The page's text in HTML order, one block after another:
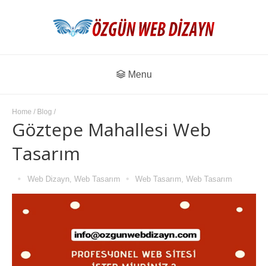
Menu
Home / Blog /
Göztepe Mahallesi Web
Tasarım
Web Dizayn, Web Tasarım Web Tasarım ,Web Tasarım